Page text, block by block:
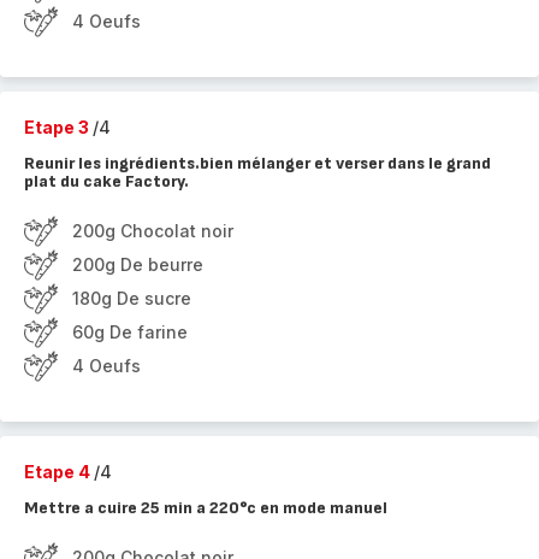
4 Oeufs
Etape 3 /4
Reunir les ingrédients.bien mélanger et verser dans le grand
plat du cake Factory.
200g Chocolat noir
200g De beurre
180g De sucre
60g De farine
4 Oeufs
Etape 4 /4
Mettre a cuire 25 min a 220°c en mode manuel